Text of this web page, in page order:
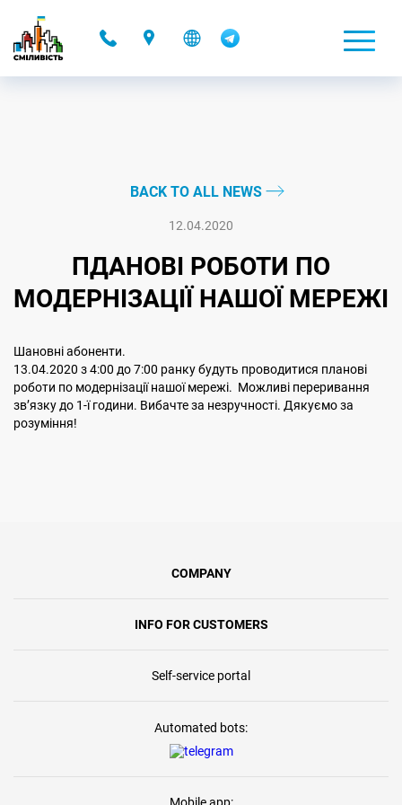
BACK TO ALL NEWS
12.04.2020
ПДАНОВІ РОБОТИ ПО
МОДЕРНІЗАЦІЇ НАШОЇ МЕРЕЖІ
Шановні абоненти.
13.04.2020 з 4:00 до 7:00 ранку будуть проводитися планові
роботи по модернізації нашої мережі. Можливі переривання
звʼязку до 1-ї години. Вибачте за незручності. Дякуємо за
розуміння!
COMPANY
INFO FOR CUSTOMERS
Self-service portal
Automated bots: